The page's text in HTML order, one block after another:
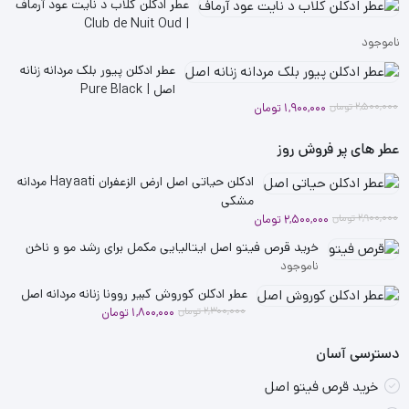
عطر ادکلن کلاب د نایت عود آرماف
| Club de Nuit Oud
ناموجود
عطر ادکلن پیور بلک مردانه زنانه
اصل | Pure Black
2,500,000تومان
قیمت
2,500,000 تومان
1,900,000 تومان
قیمت
1,900,000 تومان
عطر های پر فروش روز
ادکلن حیاتی اصل ارض الزعفران Hayaati مردانه
مشکی
2,900,000تومان
قیمت
اصلی
2,900,000 تومان
2,500,000 تومان
قیمت
فعلی
2,500,000 تومان
خرید قرص فیتو اصل ایتالیایی مکمل برای رشد مو و ناخن
ناموجود
عطر ادکلن کوروش کبیر روونا زنانه مردانه اصل
2,300,000تومان
قیمت
1,800,000 تومان
قیمت
دسترسی آسان
خرید قرص فیتو اصل